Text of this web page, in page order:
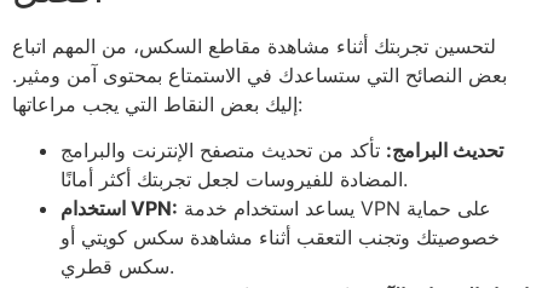
لتحسين تجربتك أثناء مشاهدة مقاطع السكس، من المهم اتباع
بعض النصائح التي ستساعدك في الاستمتاع بمحتوى آمن ومثير.
إليك بعض النقاط التي يجب مراعاتها:
تحديث البرامج: تأكد من تحديث متصفح الإنترنت والبرامج
المضادة للفيروسات لجعل تجربتك أكثر أمانًا.
استخدام VPN:
خصوصيتك وتجنب التعقب أثناء مشاهدة سكس كويتي أو
سكس قطري.